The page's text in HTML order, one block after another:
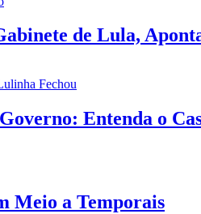
de Lula,
Entenda o
Meio a Temporais